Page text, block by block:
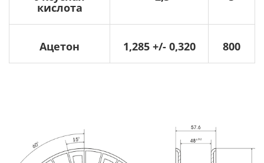
кислота
Ацетон 1,285 +/- 0,320 800